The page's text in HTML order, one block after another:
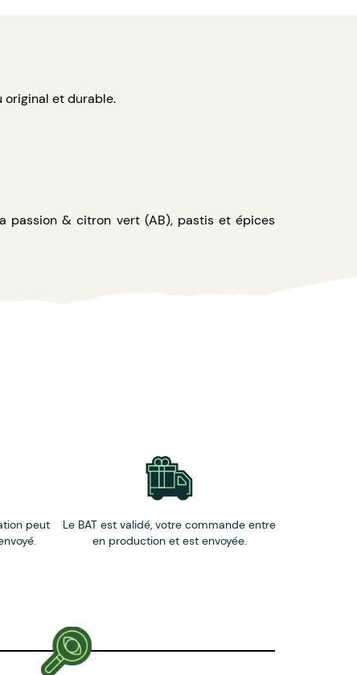
original et durable.
passion & citron vert (AB), pastis et épices
peut
Le BAT est validé, votre commande entre
en production et est envoyée.